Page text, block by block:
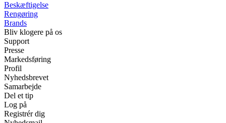
Beskæftigelse
Rengøring
Brands
Bliv klogere på os
Support
Presse
Markedsføring
Profil
Nyhedsbrevet
Samarbejde
Del et tip
Log på
Registrér dig